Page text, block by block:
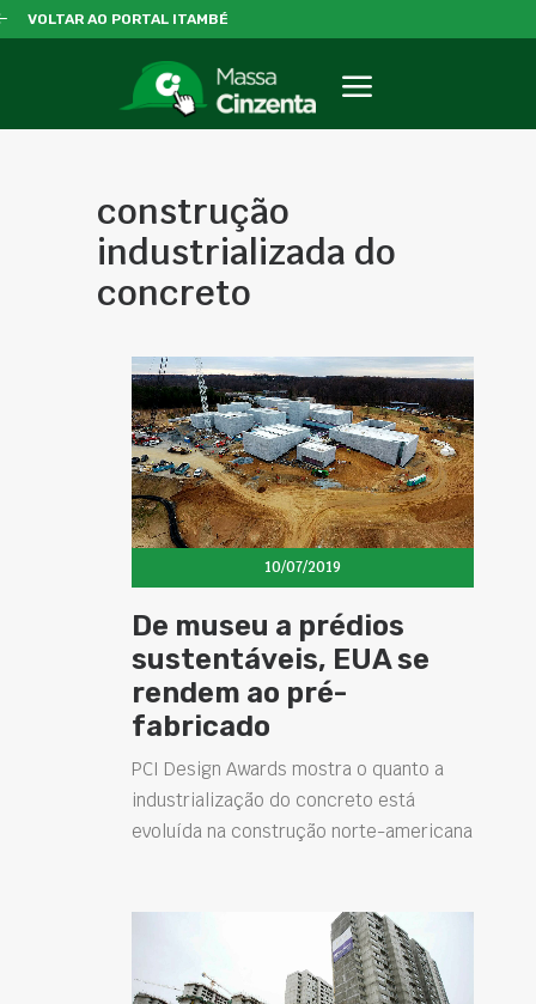
VOLTAR AO PORTAL ITAMBÉ
construção
industrializada do
concreto
10/07/2019
De museu a prédios
sustentáveis, EUA se
rendem ao pré-
fabricado
PCI Design Awards mostra o quanto a
industrialização do concreto está
evoluída na construção norte-americana